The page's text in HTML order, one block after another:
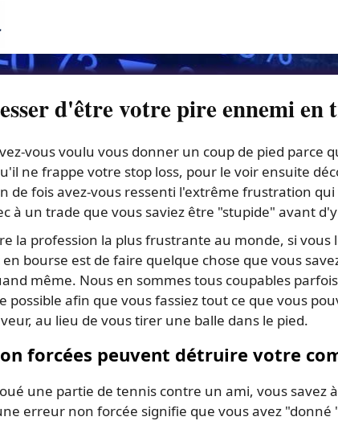
d'être votre pire ennemi en
vous voulu vous donner un coup de pied parce
ne frappe votre stop loss, pour le voir ensuite
de fois avez-vous ressenti l'extrême frustration
à un trade que vous saviez être "stupide" avant
la profession la plus frustrante au monde, si vous
bourse est de faire quelque chose que vous
même. Nous en sommes tous coupables
possible afin que vous fassiez tout ce que vous
au lieu de vous tirer une balle dans le pied.
forcées peuvent détruire votre
une partie de tennis contre un ami, vous
erreur non forcée signifie que vous avez